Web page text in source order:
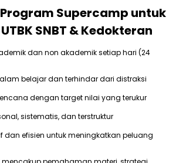
Supercamp untuk
SNBT & Kedokteran
dan non akademik setiap hari (24
belajar dan terhindar dari distraksi
dengan target nilai yang terukur
sistematis, dan terstruktur
dan efisien untuk meningkatkan peluang